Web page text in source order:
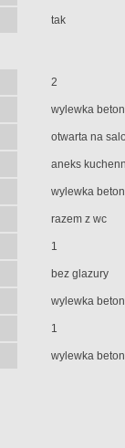
tak
2
wylewka
otwarta na
aneks
wylewka
razem z wc
1
bez glazury
wylewka
1
wylewka